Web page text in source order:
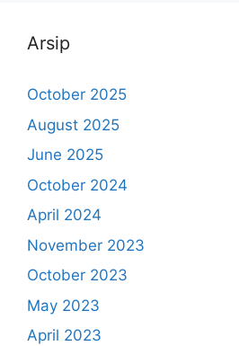
Arsip
October 2025
August 2025
June 2025
October 2024
April 2024
November 2023
October 2023
May 2023
April 2023